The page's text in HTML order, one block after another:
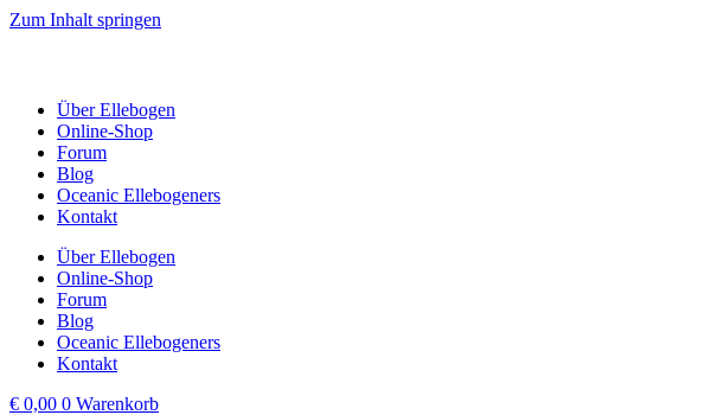
Zum Inhalt springen
Über Ellebogen
Online-Shop
Forum
Blog
Oceanic Ellebogeners
Kontakt
Über Ellebogen
Online-Shop
Forum
Blog
Oceanic Ellebogeners
Kontakt
€ 0,00 0 Warenkorb